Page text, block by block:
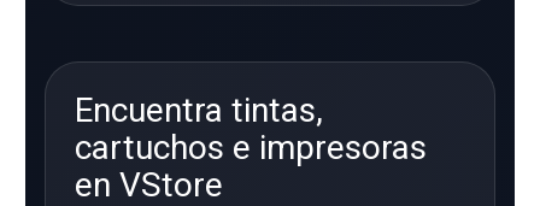
Encuentra tintas,
cartuchos e impresoras
en VStore